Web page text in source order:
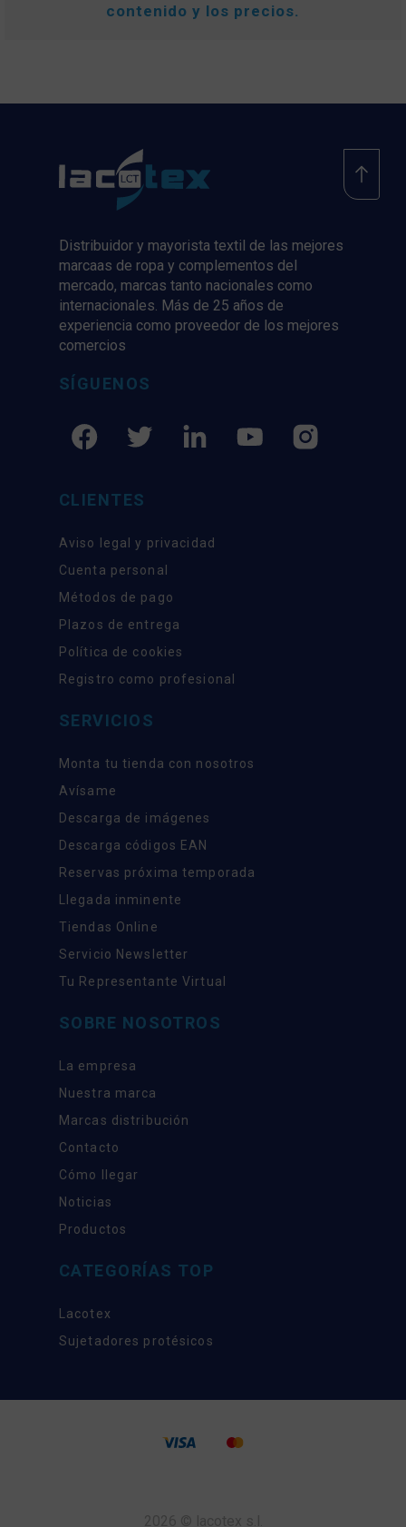
contenido y los precios.
Distribuidor y mayorista textil de las mejores
marcaas de ropa y complementos del
mercado, marcas tanto nacionales como
internacionales. Más de 25 años de
experiencia como proveedor de los mejores
comercios
SÍGUENOS
CLIENTES
Aviso legal y privacidad
Cuenta personal
Métodos de pago
Plazos de entrega
Política de cookies
Registro como profesional
SERVICIOS
Monta tu tienda con nosotros
Avísame
Descarga de imágenes
Descarga códigos EAN
Reservas próxima temporada
Llegada inminente
Tiendas Online
Servicio Newsletter
Tu Representante Virtual
SOBRE NOSOTROS
La empresa
Nuestra marca
Marcas distribución
Contacto
Cómo llegar
Noticias
Productos
CATEGORÍAS TOP
Lacotex
Sujetadores protésicos